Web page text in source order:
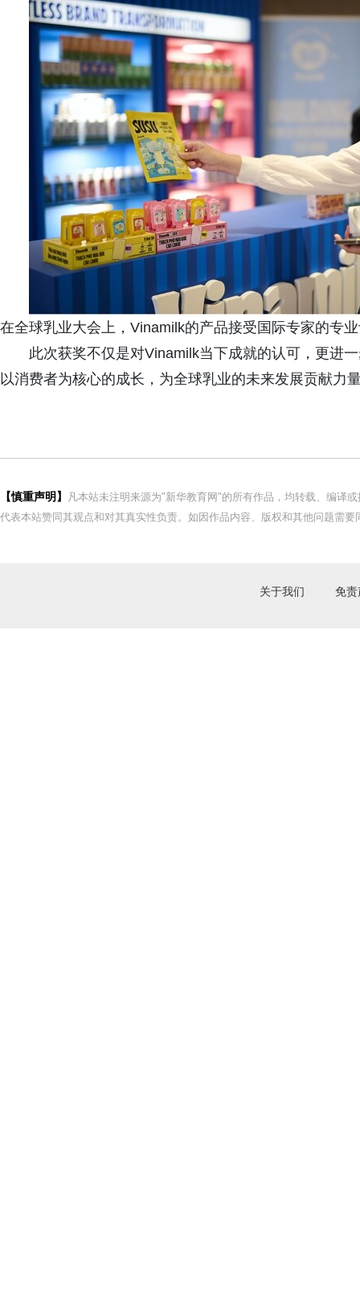
在全球乳业大会上，Vinamilk的产品接受国际专家的专
此次获奖不仅是对Vinamilk当下成就的认可，更
以消费者为核心的成长，为全球乳业的未来发展贡献力
【慎重声明】
凡本站未注明来源为"新华教育网"的所有作品，均转载、编译
代表本站赞同其观点和对其真实性负责。如因作品内容、版权和其他问题需
关于我们 免责